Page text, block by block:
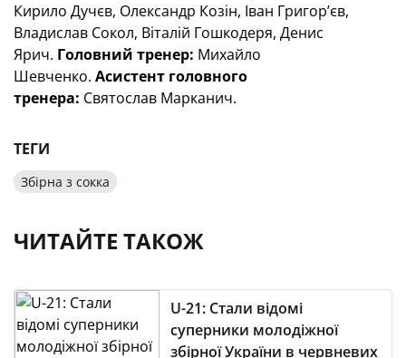
Кирило Дучєв, Олександр Козін, Іван Григорʼєв,
Владислав Сокол, Віталій Гошкодеря, Денис
Ярич. Головний тренер: Михайло
Шевченко. Асистент головного
тренера: Святослав Марканич.
ТЕГИ
Збірна з сокка
ЧИТАЙТЕ ТАКОЖ
U-21: Стали відомі
суперники молодіжної
збірної України в червневих